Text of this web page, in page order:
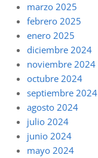
marzo 2025
febrero 2025
enero 2025
diciembre 2024
noviembre 2024
octubre 2024
septiembre 2024
agosto 2024
julio 2024
junio 2024
mayo 2024